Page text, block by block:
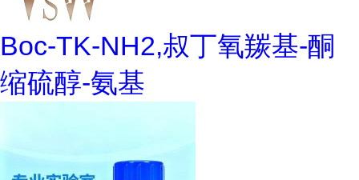
Boc-TK-NH2,叔丁氧羰基-酮
缩硫醇-氨基